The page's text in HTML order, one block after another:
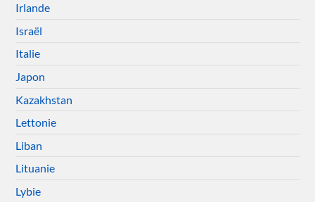
Irlande
Israël
Italie
Japon
Kazakhstan
Lettonie
Liban
Lituanie
Lybie